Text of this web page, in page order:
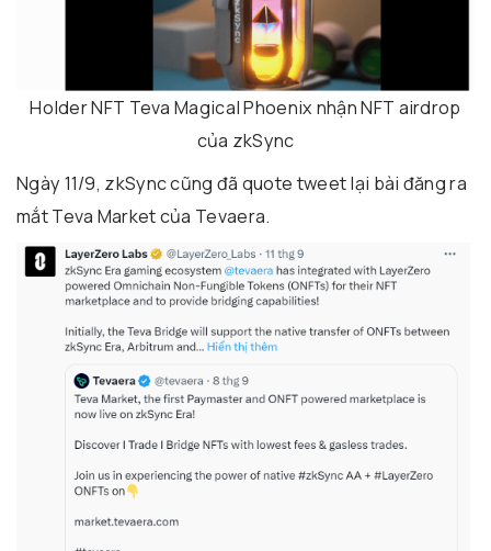
Holder NFT Teva Magical Phoenix nhận NFT airdrop
của zkSync
Ngày 11/9, zkSync cũng đã quote tweet lại bài đăng ra
mắt Teva Market của Tevaera.